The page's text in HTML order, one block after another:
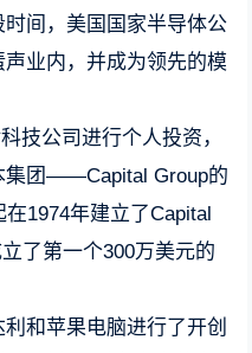
间，美国国家半导体公
业内，并成为领先的模
技公司进行个人投资，
集团——Capital Group的
1974年建立了Capital
了第一个300万美元的
和苹果电脑进行了开创